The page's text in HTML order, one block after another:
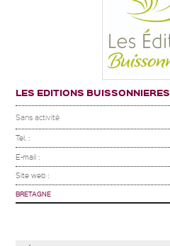
LES EDITIONS BUISSONNIERES
Sans activité
Tel. :
E-mail :
Site web :
BRETAGNE
Pages